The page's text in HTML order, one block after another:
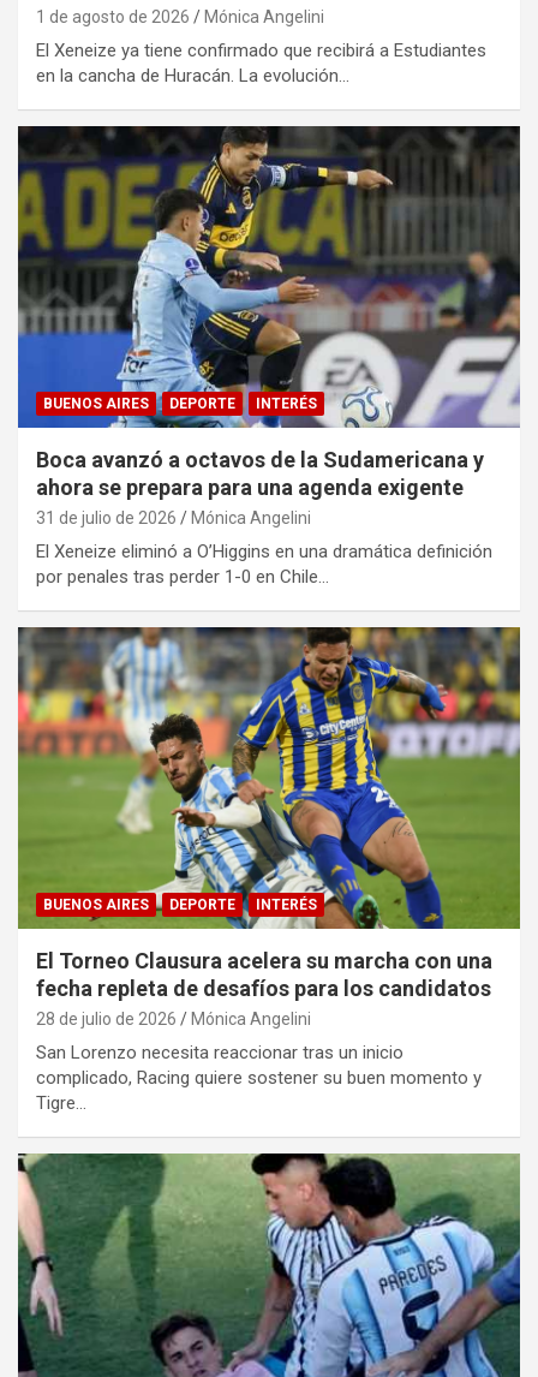
1 de agosto de 2026 Mónica Angelini
El Xeneize ya tiene confirmado que recibirá a Estudiantes
en la cancha de Huracán. La evolución…
BUENOS AIRES DEPORTE INTERÉS
Boca avanzó a octavos de la Sudamericana y
ahora se prepara para una agenda exigente
31 de julio de 2026 Mónica Angelini
El Xeneize eliminó a O’Higgins en una dramática definición
por penales tras perder 1-0 en Chile…
BUENOS AIRES DEPORTE INTERÉS
El Torneo Clausura acelera su marcha con una
fecha repleta de desafíos para los candidatos
28 de julio de 2026 Mónica Angelini
San Lorenzo necesita reaccionar tras un inicio
complicado, Racing quiere sostener su buen momento y
Tigre…